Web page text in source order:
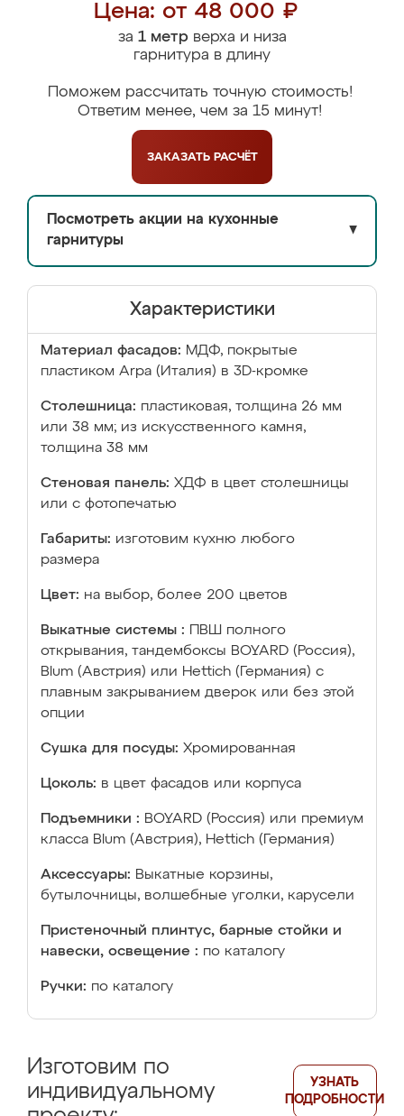
Цена: от 48 000 ₽
за 1 метрверха и низа
гарнитура в длину
Поможем рассчитать точную стоимость!
Ответим менее, чем за 15 минут!
ЗАКАЗАТЬ РАСЧЁТ
Посмотреть акции на кухонные
гарнитуры
▼
Характеристики
Материал фасадов: МДФ, покрытые
пластиком Arpa (Италия) в 3D-кромке
Столешница: пластиковая, толщина 26 мм
или 38 мм; из искусственного камня,
толщина 38 мм
Стеновая панель: ХДФ в цвет столешницы
или с фотопечатью
Габариты: изготовим кухню любого
размера
Цвет: на выбор, более 200 цветов
Выкатные системы :
ПВШ полного
открывания, тандембоксы BOYARD (Россия),
Blum (Австрия) или Hettich (Германия) с
плавным закрыванием дверок или без этой
опции
Сушка для посуды: Хромированная
Цоколь: в цвет фасадов или корпуса
Подъемники : BOYARD (Россия) или премиум
класса Blum (Австрия), Hettich (Германия)
Аксессуары: Выкатные корзины,
бутылочницы, волшебные уголки, карусели
Пристеночный плинтус, барные стойки и
навески, освещение : по каталогу
Ручки: по каталогу
Изготовим по
индивидуальному
УЗНАТЬ
ПОДРОБНОСТИ